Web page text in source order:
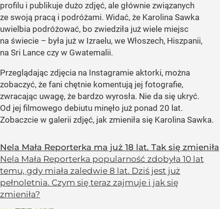
profilu i publikuje dużo zdjęć, ale głównie związanych
ze swoją pracą i podróżami. Widać, że Karolina Sawka
uwielbia podróżować, bo zwiedziła już wiele miejsc
na świecie – była już w Izraelu, we Włoszech, Hiszpanii,
na Sri Lance czy w Gwatemalii.
Przeglądając zdjęcia na Instagramie aktorki, można
zobaczyć, że fani chętnie komentują jej fotografie,
zwracając uwagę, że bardzo wyrosła. Nie da się ukryć.
Od jej filmowego debiutu minęło już ponad 20 lat.
Zobaczcie w galerii zdjęć, jak zmieniła się Karolina Sawka.
Nela Mała Reporterka ma już 18 lat. Tak się zmieniła
Nela Mała Reporterka popularność zdobyła 10 lat
temu, gdy miała zaledwie 8 lat. Dziś jest już
pełnoletnia. Czym się teraz zajmuje i jak się
zmieniła?